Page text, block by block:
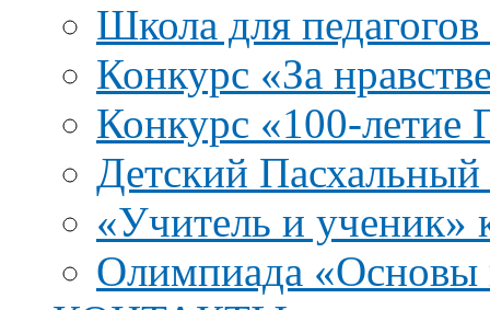
Школа для
Конкурс «За
Конкурс «100-летие
Детский Пасхальный
«Учитель и ученик»
Олимпиада «Основы